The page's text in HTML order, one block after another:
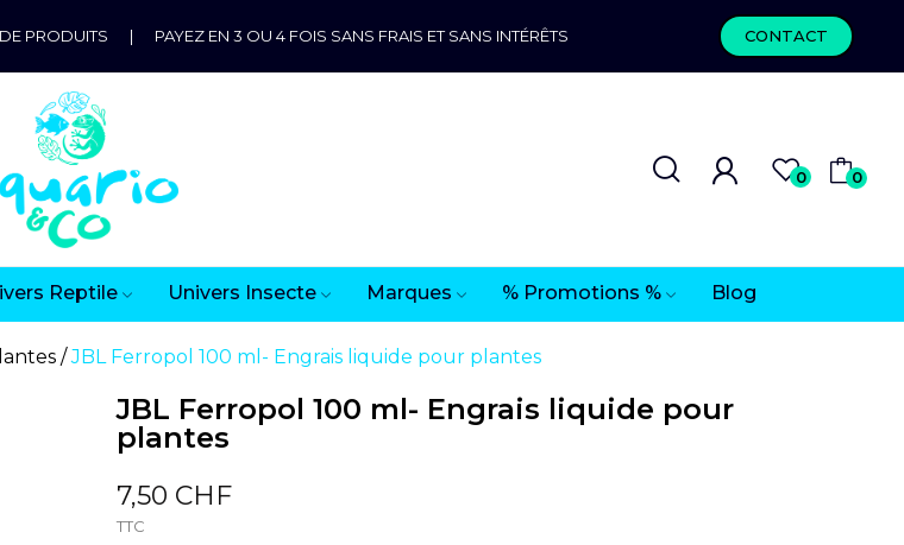
PRODUITS | PAYEZ EN 3 OU 4 FOIS SANS FRAIS ET SANS INTÉRÊTS CONTACT
0 0
Reptile Univers Insecte Marques % Promotions % Blog
JBL Ferropol 100 ml- Engrais liquide pour plantes
JBL Ferropol 100 ml- Engrais liquide pour
plantes
7,50 CHF
TTC